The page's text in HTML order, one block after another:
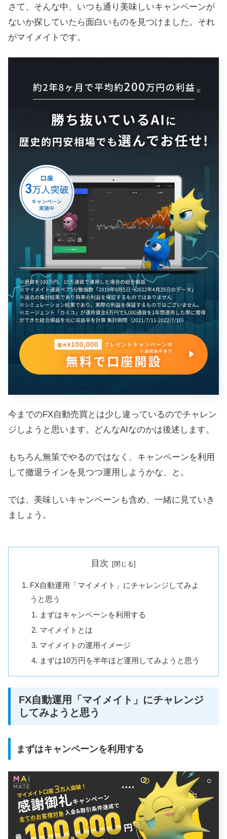
さて、そんな中、いつも通り美味しいキャンペーンが
ないか探していたら面白いものを見つけました。それ
がマイメイトです。
今までのFX自動売買とは少し違っているのでチャレン
ジしようと思います。どんなAIなのかは後述します。
もちろん無策でやるのではなく、キャンペーンを利用
して撤退ラインを見つつ運用しようかな、と。
では、美味しいキャンペーンも含め、一緒に見ていき
ましょう。
目次
FX自動運用「マイメイト」にチャレンジしてみよ
うと思う
まずはキャンペーンを利用する
マイメイトとは
マイメイトの運用イメージ
まずは10万円を半年ほど運用してみようと思う
FX自動運用「マイメイト」にチャレンジ
してみようと思う
まずはキャンペーンを利用する